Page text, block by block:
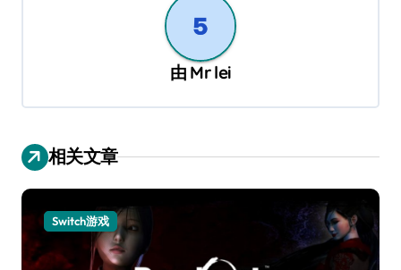
由 Mr lei
相关文章
Switch游戏